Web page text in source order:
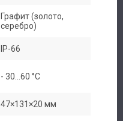
Графит (золото,
серебро)
IP-66
- 30...60 °С
47×131×20 мм